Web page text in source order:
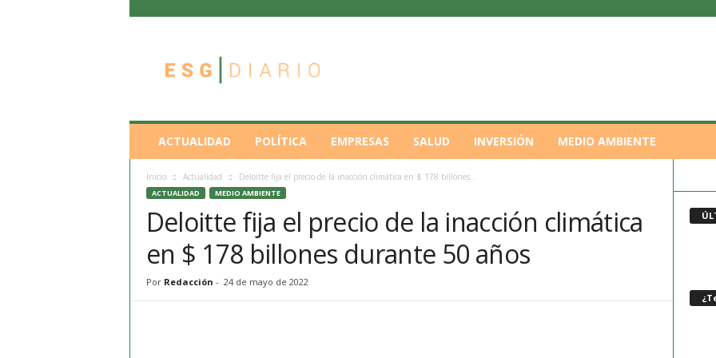
ACTUALIDAD POLÍTICA EMPRESAS SALUD INVERSIÓN MEDIO AMBIENTE
Inicio Actualidad Deloitte fija el precio de la inacción climática en $ 178 billones...
ACTUALIDAD MEDIO AMBIENTE
Deloitte fija el precio de la inacción climática
en $ 178 billones durante 50 años
Por Redacción - 24 de mayo de 2022